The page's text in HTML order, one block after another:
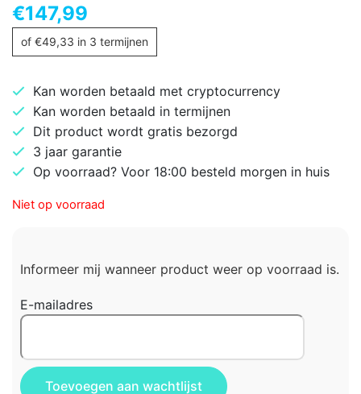
€147,99
of €49,33 in 3 termijnen
Kan worden betaald met cryptocurrency
Kan worden betaald in termijnen
Dit product wordt gratis bezorgd
3 jaar garantie
Op voorraad? Voor 18:00 besteld morgen in huis
Niet op voorraad
Informeer mij wanneer product weer op voorraad is.
E-mailadres